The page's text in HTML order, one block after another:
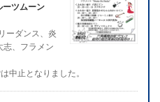
ーツムーン
ーダンス、炎
志、フラメン
中止となりました。